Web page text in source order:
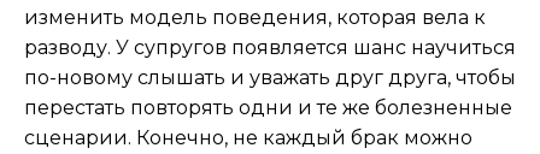
изменить модель поведения, которая вела к
разводу. У супругов появляется шанс научиться
по-новому слышать и уважать друг друга, чтобы
перестать повторять одни и те же болезненные
сценарии. Конечно, не каждый брак можно